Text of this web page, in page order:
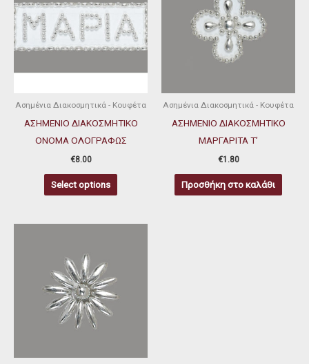
Ασημένια Διακοσμητικά - Κουφέτα
ΑΣΗΜΕΝΙΟ ΔΙΑΚΟΣΜΗΤΙΚΟ
ΟΝΟΜΑ ΟΛΟΓΡΑΦΩΣ
€8.00
Select options
Ασημένια Διακοσμητικά - Κουφέτα
ΑΣΗΜΕΝΙΟ ΔΙΑΚΟΣΜΗΤΙΚΟ
ΜΑΡΓΑΡΙΤΑ Τ’
€1.80
Προσθήκη στο καλάθι